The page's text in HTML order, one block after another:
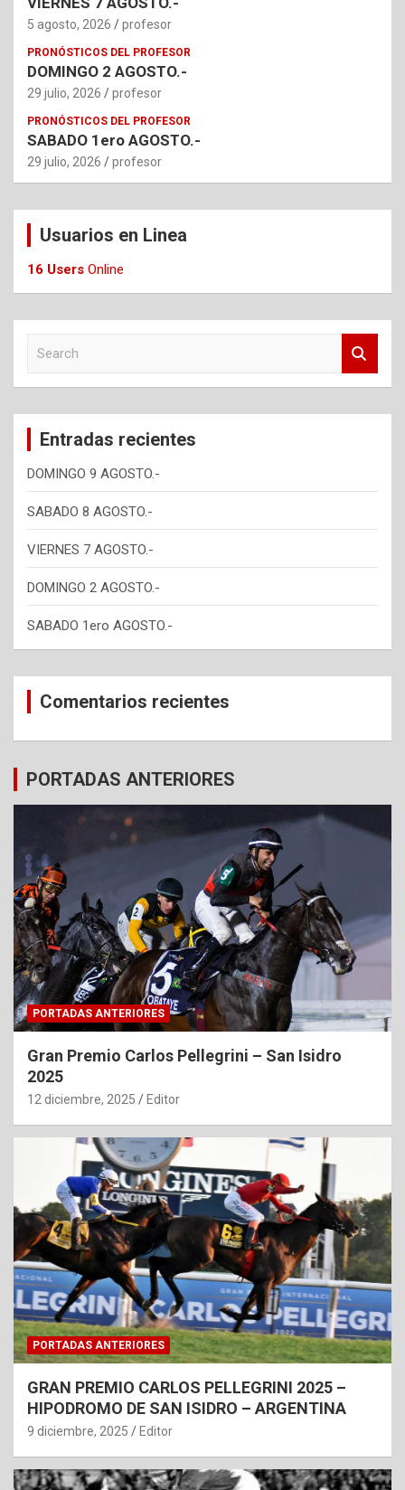
5 agosto, 2026 profesor
PRONÓSTICOS DEL PROFESOR
DOMINGO 2 AGOSTO.-
29 julio, 2026 profesor
PRONÓSTICOS DEL PROFESOR
SABADO 1ero AGOSTO.-
29 julio, 2026 profesor
Usuarios en Linea
16 Users Online
c
Entradas recientes
DOMINGO 9 AGOSTO.-
SABADO 8 AGOSTO.-
VIERNES 7 AGOSTO.-
DOMINGO 2 AGOSTO.-
SABADO 1ero AGOSTO.-
Comentarios recientes
PORTADAS ANTERIORES
PORTADAS ANTERIORES
Gran Premio Carlos Pellegrini – San Isidro
2025
12 diciembre, 2025 Editor
PORTADAS ANTERIORES
GRAN PREMIO CARLOS PELLEGRINI 2025 –
HIPODROMO DE SAN ISIDRO – ARGENTINA
9 diciembre, 2025 Editor